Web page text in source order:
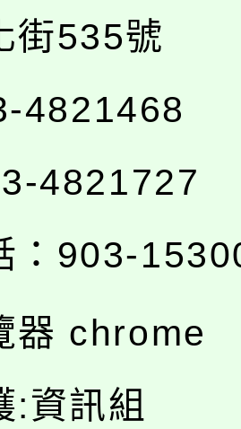
街535號
4821468
4821727
：903-
器 chrome
:資訊組